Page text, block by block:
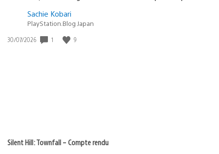
Sachie Kobari
PlayStation.Blog Japan
Date
30/07/2026 1 9
Silent Hill: Townfall – Compte rendu